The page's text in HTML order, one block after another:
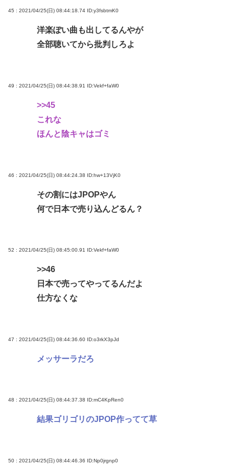
45 : 2021/04/25(日) 08:44:18.74 ID:y3fsbtmK0
洋楽ぽい曲も出してるんやが
全部聴いてから批判しろよ
49 : 2021/04/25(日) 08:44:38.91 ID:Vekf+faW0
>>45
これな
ほんと陰キャはゴミ
46 : 2021/04/25(日) 08:44:24.38 ID:hw+13VjK0
その割にはJPOPやん
何で日本で売り込んどるん？
52 : 2021/04/25(日) 08:45:00.91 ID:Vekf+faW0
>>46
日本で売ってやってるんだよ
仕方なくな
47 : 2021/04/25(日) 08:44:36.60 ID:o3rkX3pJd
メッサーラだろ
48 : 2021/04/25(日) 08:44:37.38 ID:mC4KpRen0
結果ゴリゴリのJPOP作ってて草
50 : 2021/04/25(日) 08:44:46.36 ID:Np0jrgnp0